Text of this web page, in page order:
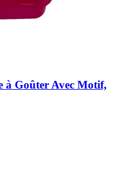
à Goûter Avec Motif,